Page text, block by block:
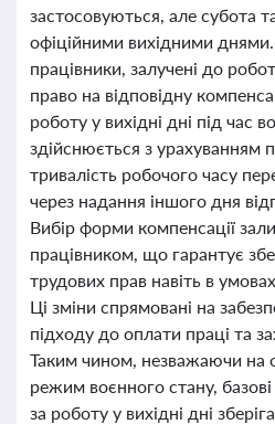
застосовуються, але субота
офіційними вихідними
працівники, залучені до
право на відповідну
роботу у вихідні дні під час
здійснюється з урахуванням
тривалість робочого часу
через надання іншого дня
Вибір форми компенсації
працівником, що гарантує
трудових прав навіть в
Ці зміни спрямовані на
підходу до оплати праці та
Таким чином, незважаючи на
режим воєнного стану,
за роботу у вихідні дні